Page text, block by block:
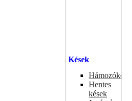
Kések
Hámozókések
Hentes
kések